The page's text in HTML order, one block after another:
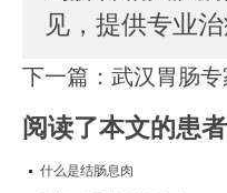
见，提供专业
下一篇： 武汉胃肠
阅读了本文的患
什么是结肠息肉